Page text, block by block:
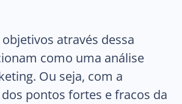
através dessa
como uma análise
Ou seja, com a
pontos fortes e fracos da